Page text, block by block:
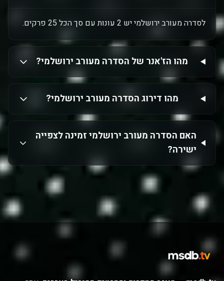
לסדרה מעורב ירושלמי יש 2 עונות עם סך הכל 25 פרקים.
מהו הז'אנר של הסדרה מעורב ירושלמי?
מהו דירוג הסדרה מעורב ירושלמי?
האם הסדרה מעורב ירושלמי זמינה לצפייה
ישירה?